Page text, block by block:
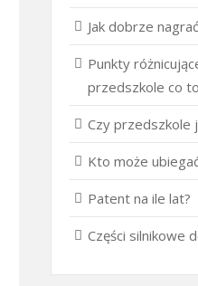
Jak dobrze
Punkty
przedszkole co
Czy przedszkole
Kto może
Patent na ile lat?
Części silnikowe